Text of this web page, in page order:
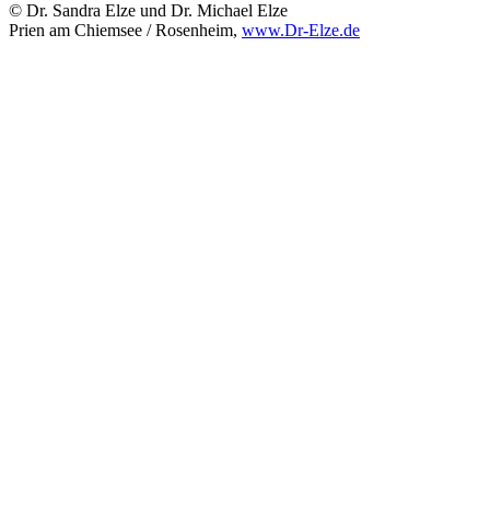
© Dr. Sandra Elze und Dr. Michael Elze
Prien am Chiemsee / Rosenheim, www.Dr-Elze.de